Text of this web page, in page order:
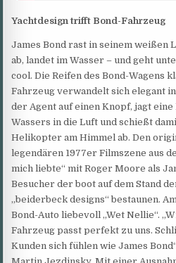
Yachtdesign trifft Bond-Fahrzeug
James Bond rast in seinem weißen
ab, landet im Wasser – und geht
cool. Die Reifen des Bond-Wagens
Fahrzeug verwandelt sich elegant
der Agent auf einen Knopf, jagt eine
Wassers in die Luft und schießt
Helikopter am Himmel ab. Den
legendären 1977er Filmszene aus
mich liebte“ mit Roger Moore als
Besucher der boot auf dem Stand
„beiderbeck designs“ bestaunen.
Bond-Auto liebevoll „Wet Nellie“.
Fahrzeug passt perfekt zu uns.
Kunden sich fühlen wie James